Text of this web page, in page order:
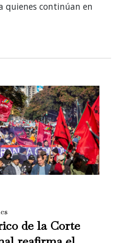
quienes continúan en
de la Corte